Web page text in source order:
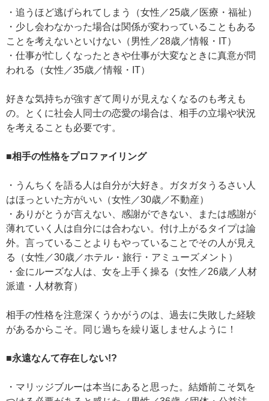
・追うほど逃げられてしまう（女性／25歳／医療・福祉）
・少し会わなかった場合は関係が変わっていることもある
ことを考えないといけない（男性／28歳／情報・IT）
・仕事が忙しくなったときや仕事が大変なときに真意が問
われる（女性／35歳／情報・IT）
好きな気持ちが強すぎて周りが見えなくなるのも考えも
の。とくに社会人同士の恋愛の場合は、相手の立場や状況
を考えることも必要です。
■相手の性格をプロファイリング
・うんちくを語る人は自分が大好き。ガタガタうるさい人
はほっといた方がいい（女性／30歳／不動産）
・ありがとうが言えない、感謝ができない、または感謝が
薄れていく人は自分には合わない。付け上がるタイプは論
外。言っていることよりもやっていることでその人が見え
る（女性／30歳／ホテル・旅行・アミューズメント）
・金にルーズな人は、女を上手く操る（女性／26歳／人材
派遣・人材教育）
相手の性格を注意深くうかがうのは、過去に失敗した経験
があるからこそ。同じ過ちを繰り返しませんように！
■永遠なんて存在しない!?
・マリッジブルーは本当にあると思った。結婚前こそ気を